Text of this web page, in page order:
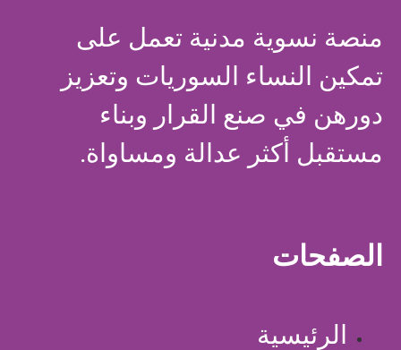
منصة نسوية مدنية تعمل على
تمكين النساء السوريات وتعزيز
دورهن في صنع القرار وبناء
مستقبل أكثر عدالة ومساواة.
الصفحات
الرئيسية